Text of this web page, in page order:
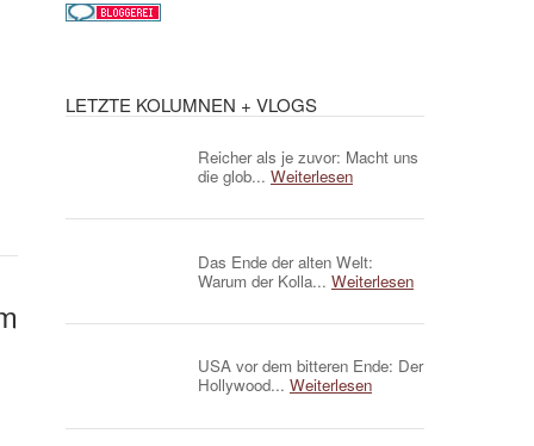
LETZTE KOLUMNEN + VLOGS
Reicher als je zuvor: Macht uns
die glob... Weiterlesen
Das Ende der alten Welt:
Warum der Kolla... Weiterlesen
USA vor dem bitteren Ende: Der
Hollywood... Weiterlesen